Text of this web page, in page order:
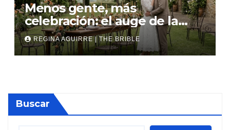
Menos gente, más
celebración: el auge de la
micro boda
REGINA AGUIRRE | THE BRIBLE
Buscar